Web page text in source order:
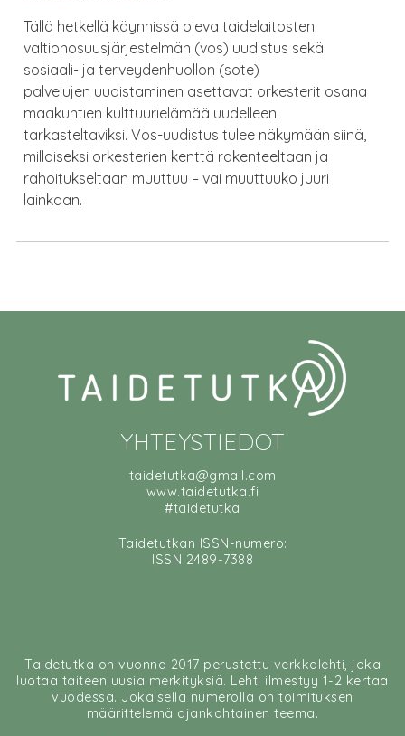
Tällä hetkellä käynnissä oleva taidelaitosten
valtionosuusjärjestelmän (vos) uudistus sekä
sosiaali- ja terveydenhuollon (sote)
palvelujen uudistaminen asettavat orkesterit osana
maakuntien kulttuurielämää uudelleen
tarkasteltaviksi. Vos-uudistus tulee näkymään siinä,
millaiseksi orkesterien kenttä rakenteeltaan ja
rahoitukseltaan muuttuu – vai muuttuuko juuri
lainkaan.
YHTEYSTIEDOT
taidetutka@gmail.com
www.taidetutka.fi
#taidetutka
Taidetutkan ISSN-numero:
ISSN 2489-7388
Taidetutka on vuonna 2017 perustettu verkkolehti, joka
luotaa taiteen uusia merkityksiä. Lehti ilmestyy 1-2 kertaa
vuodessa. Jokaisella numerolla on toimituksen
määrittelemä ajankohtainen teema.